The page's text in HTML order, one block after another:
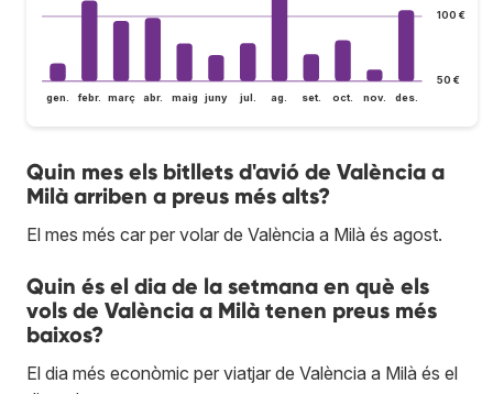
50 €
100 €
gen. febr. març abr. maig juny jul. ag. set. oct. nov. des.
Quin mes els bitllets d'avió de València a
Milà arriben a preus més alts?
El mes més car per volar de València a Milà és agost.
Quin és el dia de la setmana en què els
vols de València a Milà tenen preus més
baixos?
El dia més econòmic per viatjar de València a Milà és el